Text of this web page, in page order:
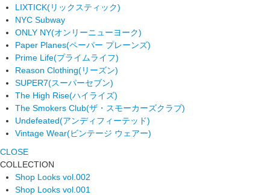
LIXTICK(リックスティック)
NYC Subway
ONLY NY(オンリーニューヨーク)
Paper Planes(ペーパー プレーンズ)
Prime Life(プライムライフ)
Reason Clothing(リーズン)
SUPER7(スーパーセブン)
The High Rise(ハイライズ)
The Smokers Club(ザ・スモーカーズクラブ)
Undefeated(アンディフィーテッド)
Vintage Wear(ビンテージ ウェアー)
CLOSE
COLLECTION
Shop Looks vol.002
Shop Looks vol.001